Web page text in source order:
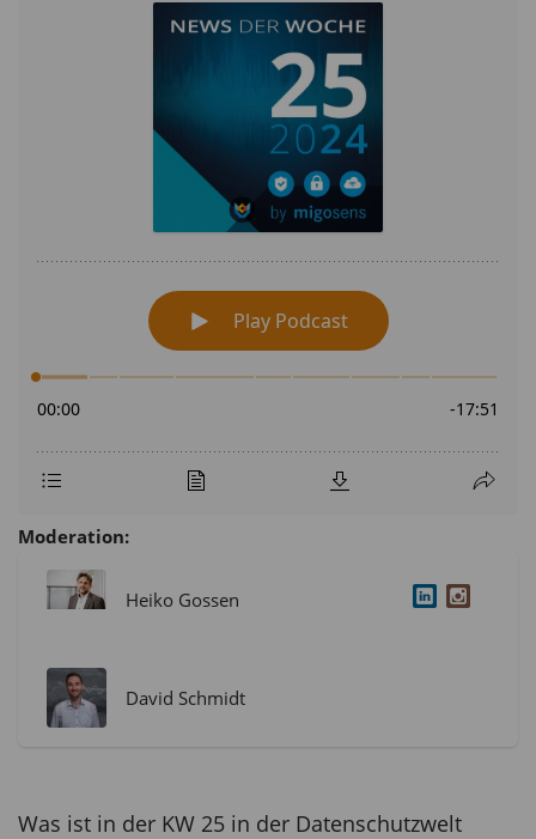
Moderation:
Heiko Gossen
David Schmidt
Was ist in der KW 25 in der Datenschutzwelt